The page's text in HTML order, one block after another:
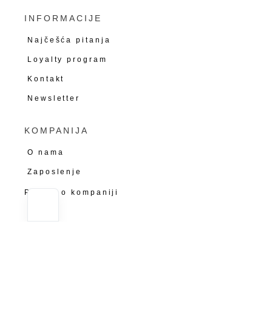
INFORMACIJE
Najčešća pitanja
Loyalty program
Kontakt
Newsletter
KOMPANIJA
O nama
Zaposlenje
Podaci o kompaniji